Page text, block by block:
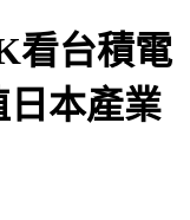
看台積電
本產業